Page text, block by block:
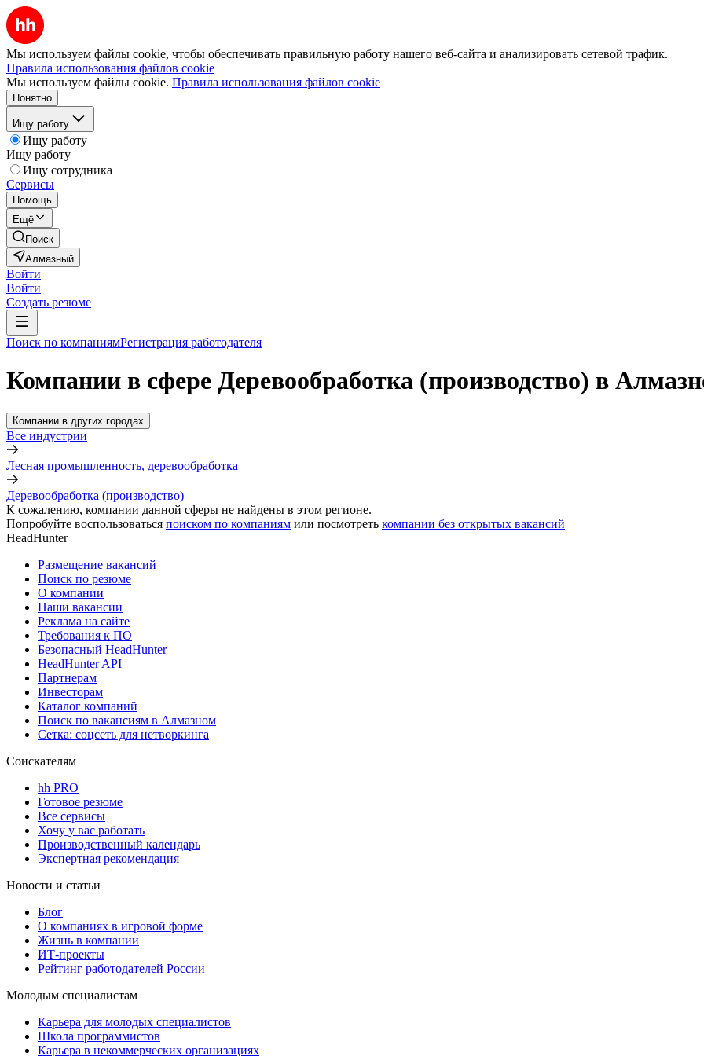
Мы используем файлы cookie, чтобы обеспечивать правильную работу нашего веб-сайта и анализировать сетевой трафик.
Правила использования файлов cookie
Мы используем файлы cookie. Правила использования файлов cookie
Понятно
Ищу работу
Ищу работу
Ищу работу
Ищу сотрудника
Сервисы
Помощь
Ещё
Поиск
Алмазный
Войти
Войти
Создать резюме
Поиск по компаниямРегистрация работодателя
Компании в сфере Деревообработка (производство) в
Компании в других городах
Все индустрии
Лесная промышленность, деревообработка
Деревообработка (производство)
К сожалению, компании данной сферы не найдены в этом регионе.
Попробуйте воспользоваться поиском по компаниям или посмотреть компании без открытых вакансий
HeadHunter
Размещение вакансий
Поиск по резюме
О компании
Наши вакансии
Реклама на сайте
Требования к ПО
Безопасный HeadHunter
HeadHunter API
Партнерам
Инвесторам
Каталог компаний
Поиск по вакансиям в Алмазном
Сетка: соцсеть для нетворкинга
Соискателям
hh PRO
Готовое резюме
Все сервисы
Хочу у вас работать
Производственный календарь
Экспертная рекомендация
Новости и статьи
Блог
О компаниях в игровой форме
Жизнь в компании
ИТ-проекты
Рейтинг работодателей России
Молодым специалистам
Карьера для молодых специалистов
Школа программистов
Карьера в некоммерческих организациях